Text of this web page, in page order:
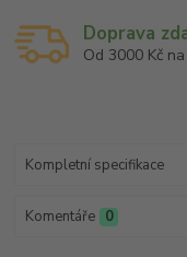
Doprava
Od 3000 Kč
Kompletní specifikace
Komentáře 0